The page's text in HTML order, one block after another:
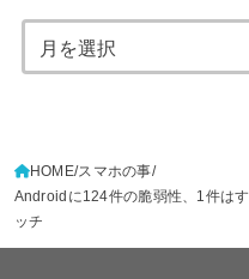
HOME スマホの事
Androidに124件の脆弱性、1件は
ッチ